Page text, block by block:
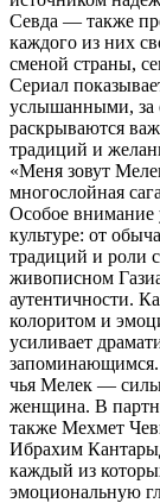
Севда — также
каждого из них
сменой страны,
Сериал
услышанными, за
раскрываются
традиций и
«Меня зовут
многослойная
Особое внимание
культуре: от
традиций и роли
живописном
аутентичности.
колоритом и
усиливает
чья Мелек —
женщина. В
также Мехмет
Ибрахим
каждый из
эмоциональную